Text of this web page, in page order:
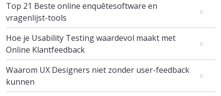
Top 21 Beste online enquêtesoftware en
vragenlijst-tools
Hoe je Usability Testing waardevol maakt met
Online Klantfeedback
Waarom UX Designers niet zonder user-feedback
kunnen